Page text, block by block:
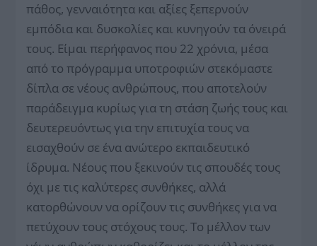
πάθος, γενναιότητα και αξίες ξεπερνούν
εμπόδια και δυσκολίες και κυνηγούν τα όνειρά
τους. Είμαι περήφανος που 22 χρόνια, μέσα
από το πρόγραμμα υποτροφιών στεκόμαστε
δίπλα σε νέους ανθρώπους, που αποτελούν
παράδειγμα κυρίως για τη στάση ζωής τους και
δευτερευόντως για την επιτυχία τους να
εισαχθούν σε ένα ανώτερο εκπαιδευτικό
ίδρυμα. Νέους που ξεκινούν τις σπουδές τους
όχι με τις καλύτερες συνθήκες, αλλά
κατορθώνουν να ορίζουν τις συνθήκες για να
πετύχουν τους στόχους τους. Το μέλλον των